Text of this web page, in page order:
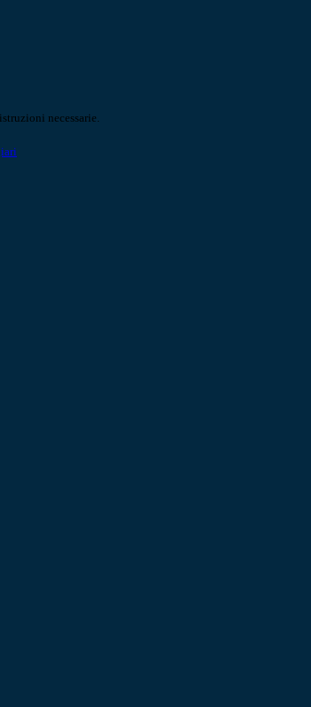
necessarie.